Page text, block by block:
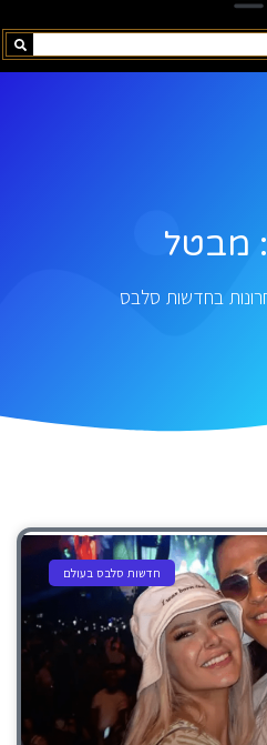
מבטל
בחדשות סלבס
חדשות סלבס בעולם